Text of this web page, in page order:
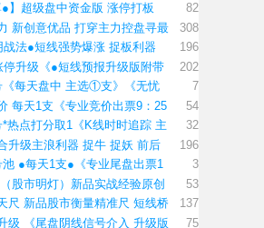
82
●】超级盘中资金版 涨停打板
308
新创意优品 打穿主力控盘寻最
196
战法●短线强势爆涨 捉板利器
202
停升级《●短线预报升级版附带
7
《每天盘中 主选①支》《无忧
54
每天1支《专业竞价出票9：25
32
热点打分取1《K线时时追踪 主
196
升级主浪利器 捉牛 捉妖 前后
3
池 ●每天1支●《专业尾盘出票1
53
股市明灯）新品实战经验原创
137
尺 新品股市衡量精准尺 短线桥
75
级 《尾盘阴线信号介入 升级版